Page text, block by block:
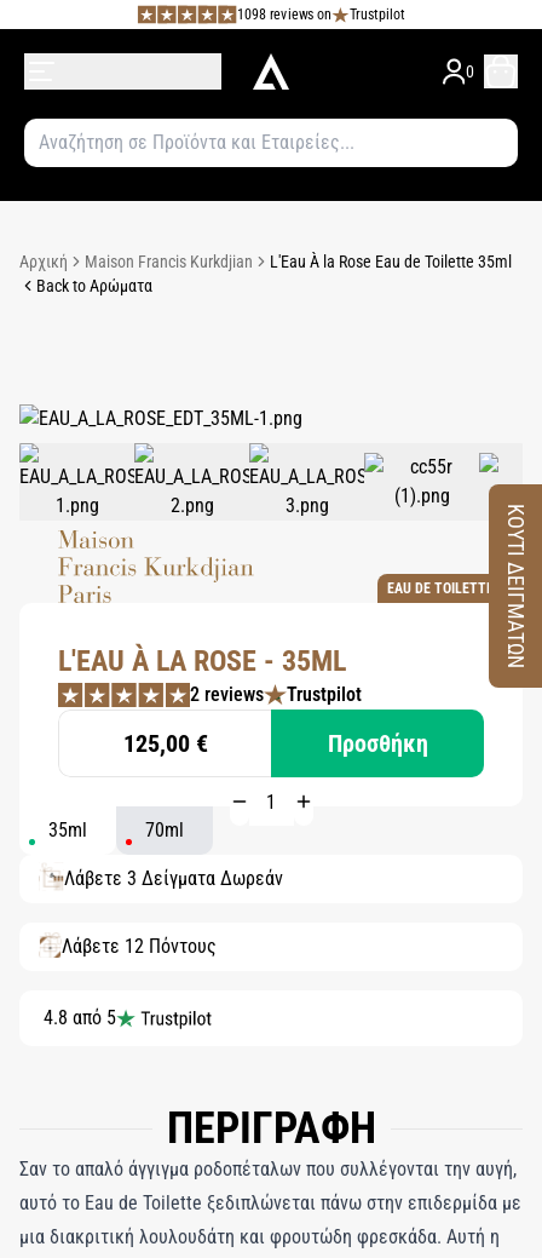
1098 reviews on Trustpilot
0
Αρχική Maison Francis Kurkdjian
L'Eau À la Rose Eau de Toilette 35ml
Back to Αρώματα
EAU DE TOILETTE
L'EAU À LA ROSE - 35ML
2 reviews Trustpilot
125,00 € Προσθήκη
35ml 70ml
Λάβετε 3 Δείγματα Δωρεάν
Λάβετε 12 Πόντους
4.8 από 5
ΠΕΡΙΓΡΑΦΗ
Σαν το απαλό άγγιγμα ροδοπέταλων που συλλέγονται την αυγή,
αυτό το Eau de Toilette ξεδιπλώνεται πάνω στην επιδερμίδα με
μια διακριτική λουλουδάτη και φρουτώδη φρεσκάδα. Αυτή η
ΚΟΥΤΙ ΔΕΙΓΜΑΤΩΝ